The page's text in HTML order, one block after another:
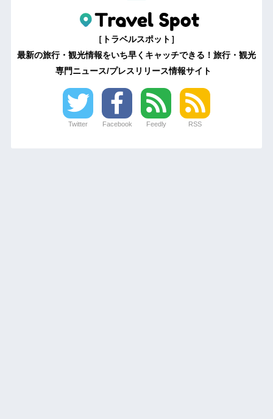
［トラベルスポット］
最新の旅行・観光情報をいち早くキャッチできる！旅行・観光
専門ニュース/プレスリリース情報サイト
Twitter Facebook Feedly RSS